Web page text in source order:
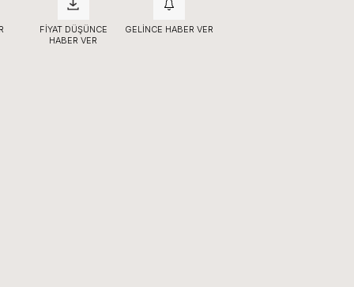
FIYAT DÜŞÜNCE
HABER VER
GELINCE HABER VER